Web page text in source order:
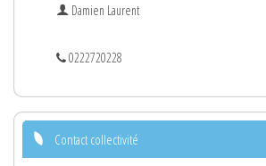
Damien Laurent
0222720228
Contact collectivité